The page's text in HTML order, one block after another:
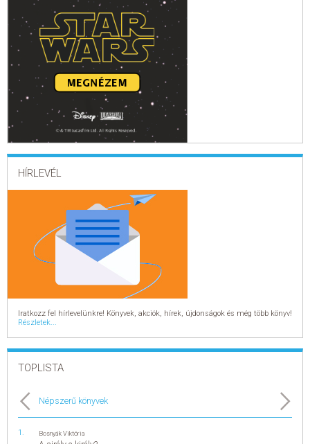
HÍRLEVÉL
Iratkozz fel hírlevelünkre! Könyvek, akciók, hírek, újdonságok és még több könyv!
Részletek...
TOPLISTA
Népszerű könyvek
Bosnyák Viktória